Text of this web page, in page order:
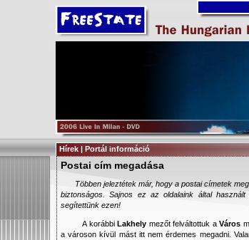
Hírek | Portál információ
Postai cím megadása
Többen jeleztétek már, hogy a postai címetek
biztonságos. Sajnos ez az oldalaink által használt
segítettünk ezen!
A korábbi Lakhely mezőt felváltottuk a Város
a városon kívül mást itt nem érdemes megadni.